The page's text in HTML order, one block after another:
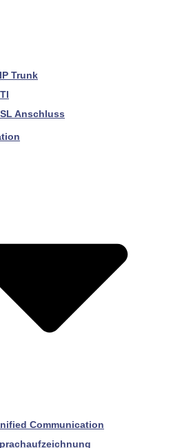
Trunk
Anschluss
Communication